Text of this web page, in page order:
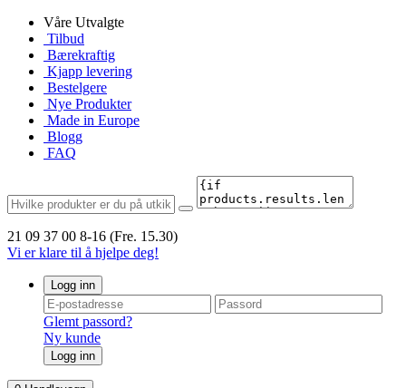
Våre Utvalgte
Tilbud
Bærekraftig
Kjapp levering
Bestelgere
Nye Produkter
Made in Europe
Blogg
FAQ
21 09 37 00 8-16 (Fre. 15.30)
Vi er klare til å hjelpe deg!
Logg inn
Glemt passord?
Ny kunde
Logg inn